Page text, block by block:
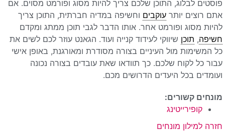
פוסטים לבלוג, התוכן שלכם צריך להיות מסוג ופורמט מסוים. אם
אתם רוצים יותר עוקבים וחשיפה במדיה חברתית, התוכן צריך
להיות מסוג ופורמט אחר. אותו הדבר לגבי תוכן ממתג ומקדם
חשיפה, תוכן שיווקי לעידוד קנייה ועוד. הגאנט עוזר לכם לשים את
כל המשימות מול העיניים בצורה מסודרת ומאורגנת, באופן אישי
עבור כל לקוח שלכם. כך תוודאו שאת עובדים בצורה נכונה
ועומדים בכל היעדים הדרושים מכם.
מונחים קשורים:
קופירייטינג
חזרה למילון מונחים